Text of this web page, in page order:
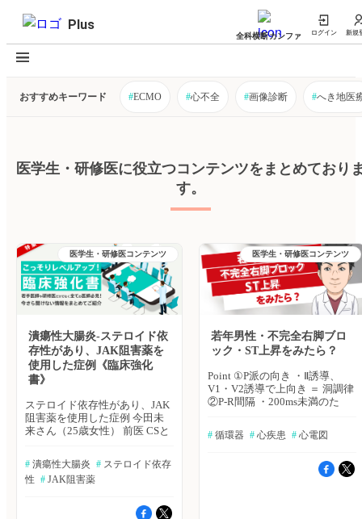
Plus
全科横断カンファ ログイン 新規
おすすめキーワード #ECMO #心不全 #画像診断 #へき地医
医学生・研修医に役立つコンテンツをまとめており
す。
医学生・研修医コンテンツ
潰瘍性大腸炎-ステロイド依
存性があり、JAK阻害薬を
使用した症例《臨床強化
書》
ステロイド依存性があり、JAK
阻害薬を使用した症例 今田未
来さん（25歳女性） 前医 CSと
みましょう
# 潰瘍性大腸炎 # ステロイド依存
性 # JAK阻害薬
医学生・研修医コンテンツ
若年男性・不完全右脚ブロ
ック・ST上昇をみたら？
Point ①P派の向き ・Ⅱ誘導、
V1・V2誘導で上向き ＝ 洞調律
②P-R間隔 ・200ms未満のた
③QRS幅 ・100~120ms未満のた
め、不完全脚ブロック ④M字型
り、右脚ブロック ⇒「若い男
性」×「不完全右脚ブロック」
# 循環器 # 心疾患 # 心電図